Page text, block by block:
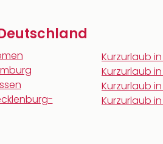
Kurzurlaub
Kurzurlaub
Kurzurlaub
Kurzurlaub